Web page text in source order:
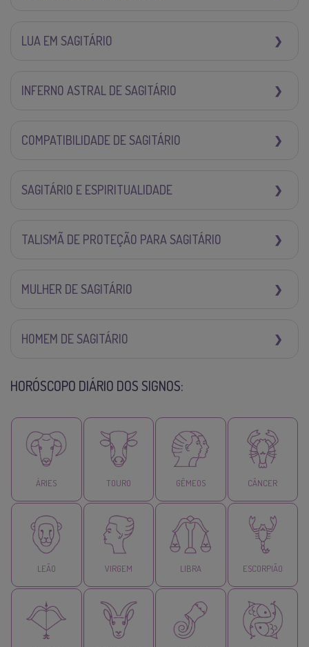
LUA EM SAGITÁRIO
INFERNO ASTRAL DE SAGITÁRIO
COMPATIBILIDADE DE SAGITÁRIO
SAGITÁRIO E ESPIRITUALIDADE
TALISMÃ DE PROTEÇÃO PARA SAGITÁRIO
MULHER DE SAGITÁRIO
HOMEM DE SAGITÁRIO
HORÓSCOPO DIÁRIO DOS SIGNOS:
ÁRIES TOURO GÊMEOS CÂNCER
LEÃO VIRGEM LIBRA ESCORPIÃO